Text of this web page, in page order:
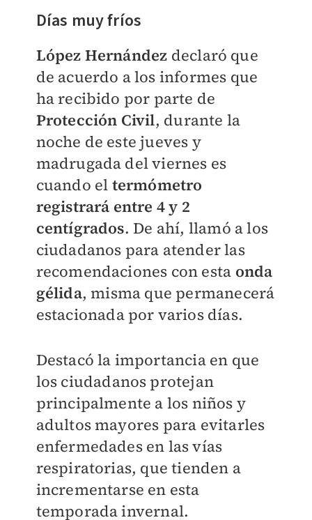
Días muy fríos
López Hernández declaró que
de acuerdo a los informes que
ha recibido por parte de
Protección Civil, durante la
noche de este jueves y
madrugada del viernes es
cuando el termómetro
registrará entre 4 y 2
centígrados. De ahí, llamó a los
ciudadanos para atender las
recomendaciones con esta onda
gélida, misma que permanecerá
estacionada por varios días.
Destacó la importancia en que
los ciudadanos protejan
principalmente a los niños y
adultos mayores para evitarles
enfermedades en las vías
respiratorias, que tienden a
incrementarse en esta
temporada invernal.